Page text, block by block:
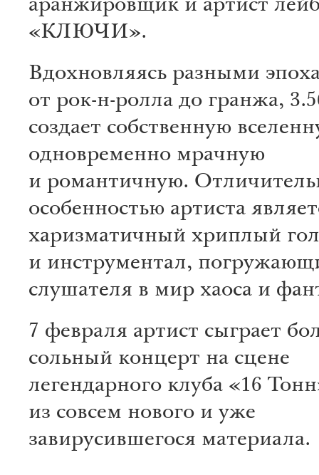
аранжировщик и артист
«КЛЮЧИ».
Вдохновляясь разными
от рок-н-ролла до гранжа,
создает собственную
одновременно мрачную
и романтичную.
особенностью артиста
харизматичный хриплый
и инструментал,
слушателя в мир хаоса и
7 февраля артист сыграет
сольный концерт на сцене
легендарного клуба «16
из совсем нового и уже
завирусившегося материала.